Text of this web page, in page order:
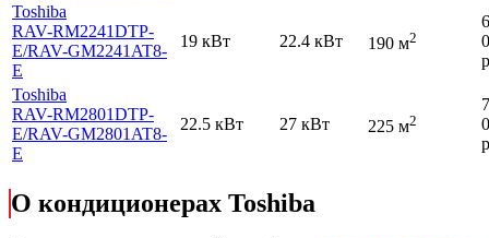
Toshiba
RAV-RM2241DTP-
E/RAV-GM2241AT8-
E
19 кВт 22.4 кВт 190 м2
Toshiba
RAV-RM2801DTP-
E/RAV-GM2801AT8-
E
22.5 кВт 27 кВт 225 м2
О кондиционерах Toshiba